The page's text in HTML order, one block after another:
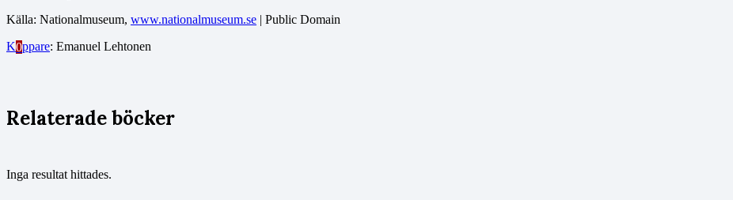
0
Källa: Nationalmuseum, www.nationalmuseum.se | Public Domain
Klippare: Emanuel Lehtonen
Relaterade böcker
Inga resultat hittades.